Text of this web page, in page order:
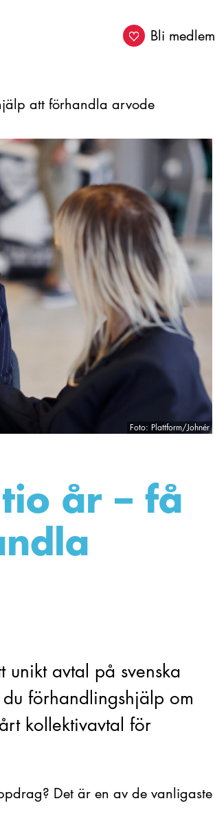
Bli medlem
att förhandla arvode
Foto: Plattform/Johnér
år – få
unikt avtal på svenska
förhandlingshjälp om
kollektivavtal för
Det är en av de vanligaste